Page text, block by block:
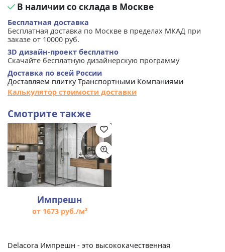
В наличии со склада в Москве
Бесплатная доставка
Бесплатная доставка по Москве в пределах МКАД при
заказе от 10000 руб.
3D дизайн-проект бесплатно
Скачайте бесплатную дизайнерскую программу
Доставка по всей России
Доставляем плитку Транспортными Компаниями
Калькулятор стоимости доставки
Смотрите также
Импрешн
от 1673 руб./м²
Delacora Импрешн - это высококачественная